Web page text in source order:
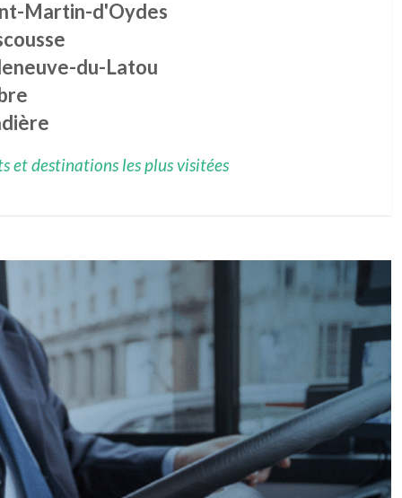
Martin-d'Oydes
du-Latou
et destinations les plus visitées